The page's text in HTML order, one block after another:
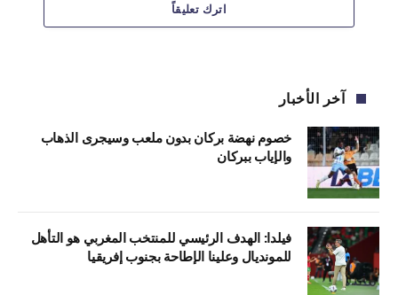
اترك تعليقاً
آخر الأخبار
خصوم نهضة بركان بدون ملعب وسيجرى الذهاب
والإياب ببركان
فيلدا: الهدف الرئيسي للمنتخب المغربي هو التأهل
للمونديال وعلينا الإطاحة بجنوب إفريقيا